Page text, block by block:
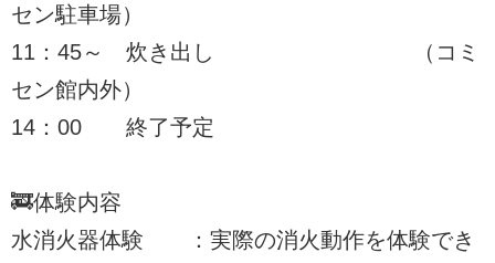
セン駐車場）
11：45～ 炊き出し （コミ
セン館内外）
14：00 終了予定
🚒体験内容
水消火器体験 ：実際の消火動作を体験でき